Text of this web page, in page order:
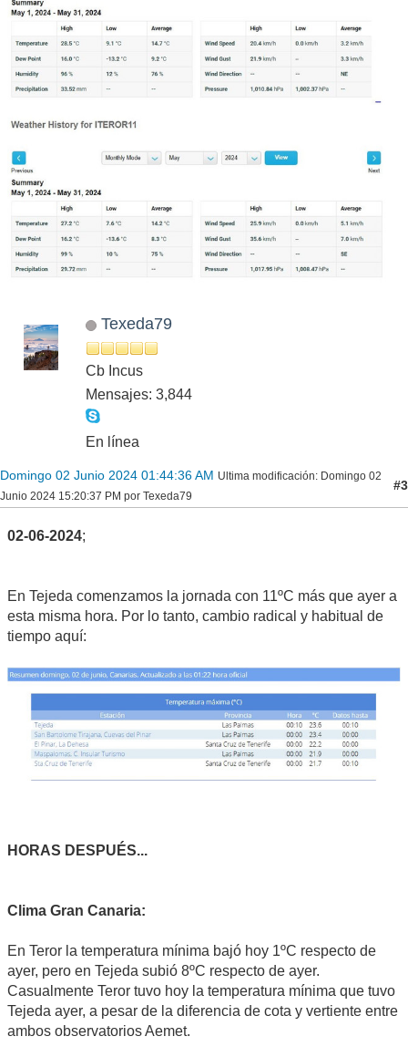
Texeda79
Cb Incus
Mensajes: 3,844
En línea
Domingo 02 Junio 2024 01:44:36 AM Ultima modificación: Domingo 02
Junio 2024 15:20:37 PM por Texeda79
#3
02-06-2024;
En Tejeda comenzamos la jornada con 11ºC más que ayer a
esta misma hora. Por lo tanto, cambio radical y habitual de
tiempo aquí:
HORAS DESPUÉS...
Clima Gran Canaria:
En Teror la temperatura mínima bajó hoy 1ºC respecto de
ayer, pero en Tejeda subió 8ºC respecto de ayer.
Casualmente Teror tuvo hoy la temperatura mínima que tuvo
Tejeda ayer, a pesar de la diferencia de cota y vertiente entre
ambos observatorios Aemet.